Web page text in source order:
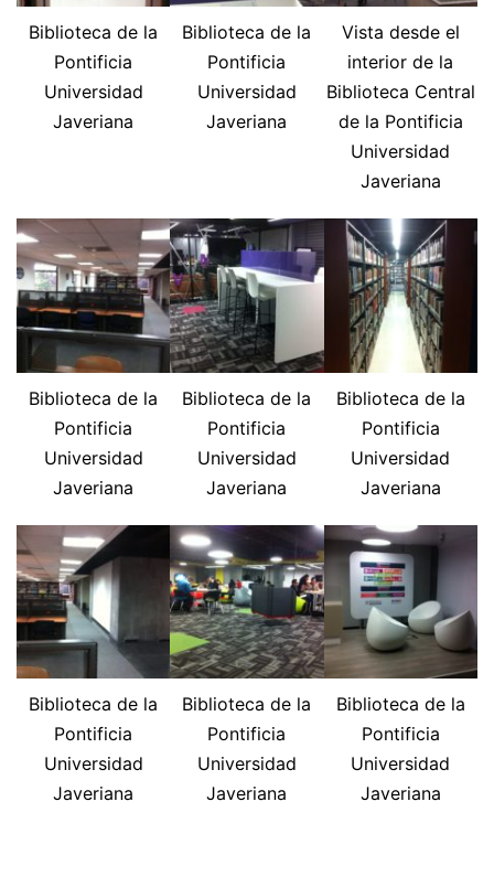
Biblioteca de la
Pontificia
Universidad
Javeriana
Biblioteca de la
Pontificia
Universidad
Javeriana
Vista desde el
interior de la
Biblioteca Central
de la Pontificia
Universidad
Javeriana
Biblioteca de la
Pontificia
Universidad
Javeriana
Biblioteca de la
Pontificia
Universidad
Javeriana
Biblioteca de la
Pontificia
Universidad
Javeriana
Biblioteca de la
Pontificia
Universidad
Javeriana
Biblioteca de la
Pontificia
Universidad
Javeriana
Biblioteca de la
Pontificia
Universidad
Javeriana